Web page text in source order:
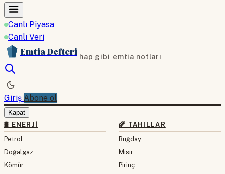
Canlı Piyasa
Canlı Veri
Emtia Defteri hap gibi emtia notları
Giriş Abone ol
Kapat
🛢 ENERJI
Petrol
Doğalgaz
Kömür
🌾 TAHILLAR
Buğday
Mısır
Pirinç